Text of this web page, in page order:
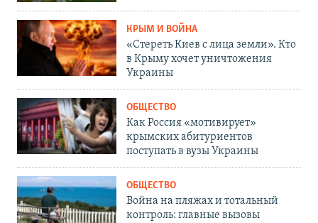
КРЫМ И ВОЙНА
«Стереть Киев с лица земли». Кто
в Крыму хочет уничтожения
Украины
ОБЩЕСТВО
Как Россия «мотивирует»
крымских абитуриентов
поступать в вузы Украины
ОБЩЕСТВО
Война на пляжах и тотальный
контроль: главные вызовы